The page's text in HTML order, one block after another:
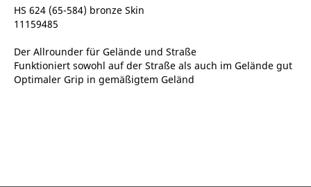
HS 624 (65-584) bronze Skin
11159485
Der Allrounder für Gelände und Straße
Funktioniert sowohl auf der Straße als auch im Gelände gut
Optimaler Grip in gemäßigtem Geländ